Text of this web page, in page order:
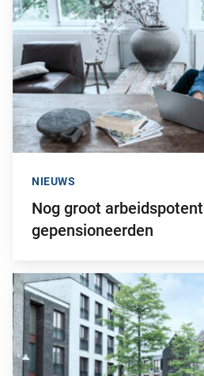
Nog groot
gepensioneerden
NIEUWS
Ga naar “Zorgen over afschaffen